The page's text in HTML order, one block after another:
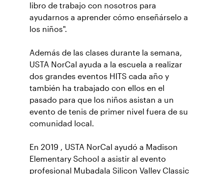
libro de trabajo con nosotros para
ayudarnos a aprender cómo enseñárselo a
los niños".
Además de las clases durante la semana,
USTA NorCal ayuda a la escuela a realizar
dos grandes eventos HITS cada año y
también ha trabajado con ellos en el
pasado para que los niños asistan a un
evento de tenis de primer nivel fuera de su
comunidad local.
En 2019 , USTA NorCal ayudó a Madison
Elementary School a asistir al evento
profesional Mubadala Silicon Valley Classic